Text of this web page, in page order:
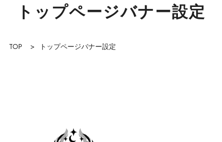
トップページバナー設定
TOP > トップページバナー設定